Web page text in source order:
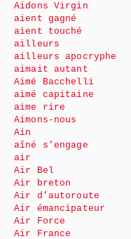
Aidons Virgin
aient gagné
aient touché
ailleurs
ailleurs apocryphe
aimait autant
Aimé Bacchelli
aimé capitaine
aime rire
Aimons-nous
Ain
aîné s’engage
air
Air Bel
Air breton
Air d’autoroute
Air émancipateur
Air Force
Air France